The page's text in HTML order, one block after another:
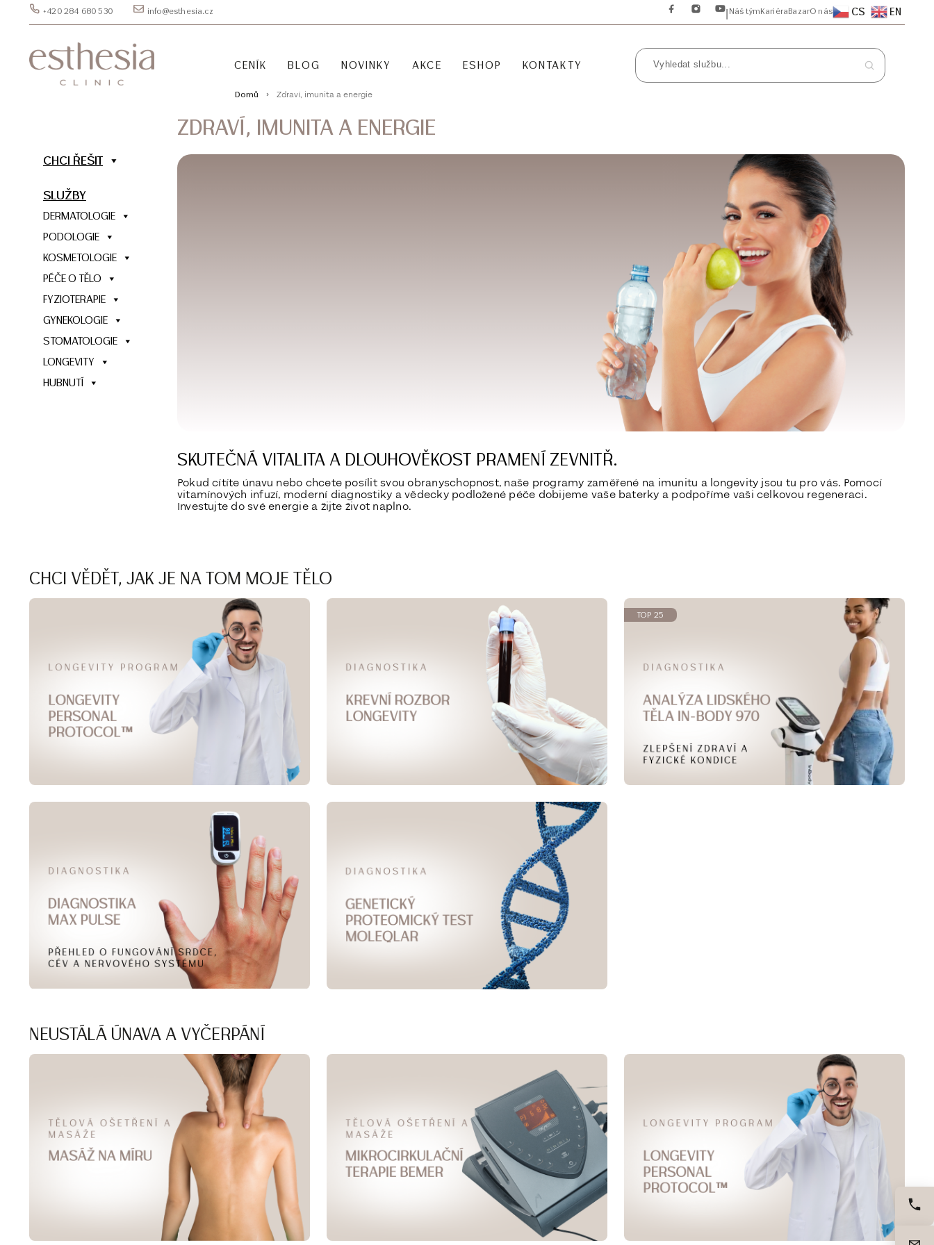
+420 284 680 530 info@esthesia.cz CS EN
O nás
Bazar
Kariéra
Náš tým
CENÍK BLOG NOVINKY AKCE ESHOP KONTAKTY
Domů Zdraví, imunita a energie
CHCI ŘEŠIT
SLUŽBY
DERMATOLOGIE
PODOLOGIE
KOSMETOLOGIE
PÉČE O TĚLO
FYZIOTERAPIE
GYNEKOLOGIE
STOMATOLOGIE
LONGEVITY
HUBNUTÍ
ZDRAVÍ, IMUNITA A ENERGIE
SKUTEČNÁ VITALITA A DLOUHOVĚKOST PRAMENÍ ZEVNITŘ.
Pokud cítíte únavu nebo chcete posílit svou obranyschopnost, naše programy zaměřené na imunitu a longevity jsou tu pro vás. Pomocí
vitamínových infuzí, moderní diagnostiky a vědecky podložené péče dobijeme vaše baterky a podpoříme vaši celkovou regeneraci.
Investujte do své energie a žijte život naplno.
CHCI VĚDĚT, JAK JE NA TOM MOJE TĚLO
TOP 25
NEUSTÁLÁ ÚNAVA A VYČERPÁNÍ